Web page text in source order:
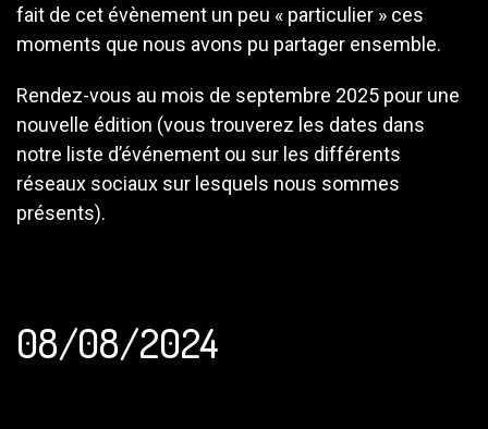
fait de cet évènement un peu « particulier » ces
moments que nous avons pu partager ensemble.
Rendez-vous au mois de septembre 2025 pour une
nouvelle édition (vous trouverez les dates dans
notre liste d’événement ou sur les différents
réseaux sociaux sur lesquels nous sommes
présents).
08/08/2024